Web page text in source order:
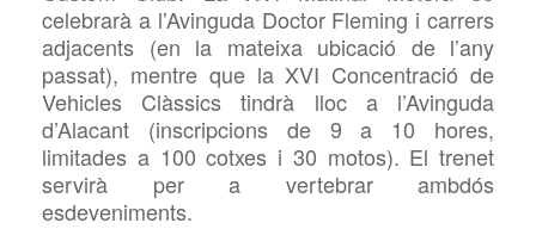
celebrarà al’Avinguda Doctor Fleming i carrers
adjacents (en la mateixa ubicació de l’any
passat), mentre que la XVI Concentració de
Vehicles Clàssics tindrà lloc al’Avinguda
d’Alacant (inscripcions de 9 a 10 hores,
limitades a 100 cotxes i 30 motos). El trenet
servirà per a vertebrar ambdós
esdeveniments.